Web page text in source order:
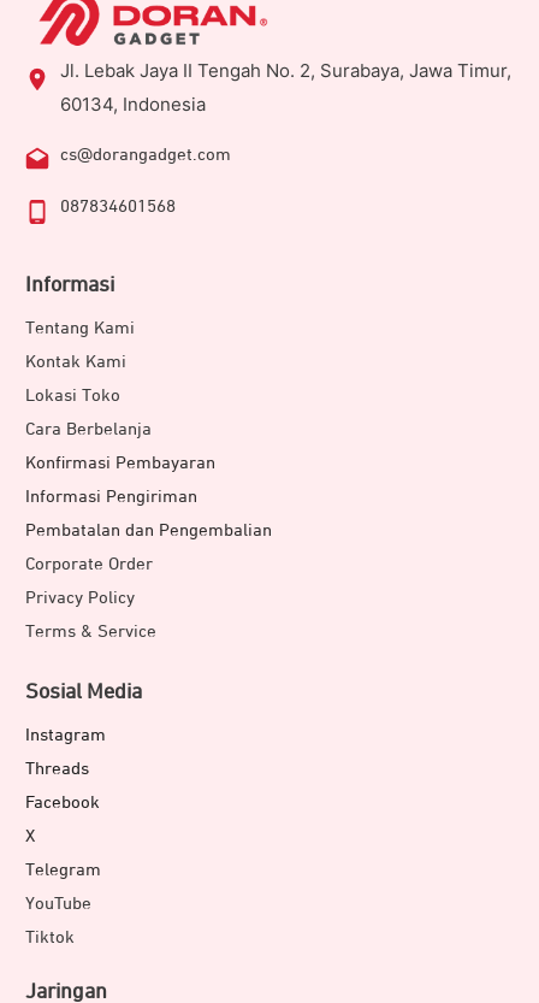
Jl. Lebak Jaya II Tengah No. 2, Surabaya, Jawa Timur,
60134, Indonesia
cs@dorangadget.com
087834601568
Informasi
Tentang Kami
Kontak Kami
Lokasi Toko
Cara Berbelanja
Konfirmasi Pembayaran
Informasi Pengiriman
Pembatalan dan Pengembalian
Corporate Order
Privacy Policy
Terms & Service
Sosial Media
Instagram
Threads
Facebook
X
Telegram
YouTube
Tiktok
Jaringan